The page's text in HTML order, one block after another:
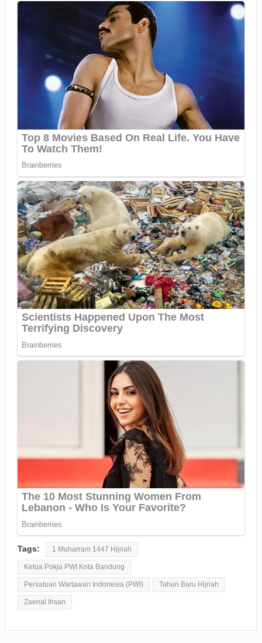
Tags: 1 Muharram 1447 Hijriah
Ketua Pokja PWI Kota Bandung
Persatuan Wartawan Indonesia (PWI) Tahun Baru Hijriah
Zaenal Ihsan